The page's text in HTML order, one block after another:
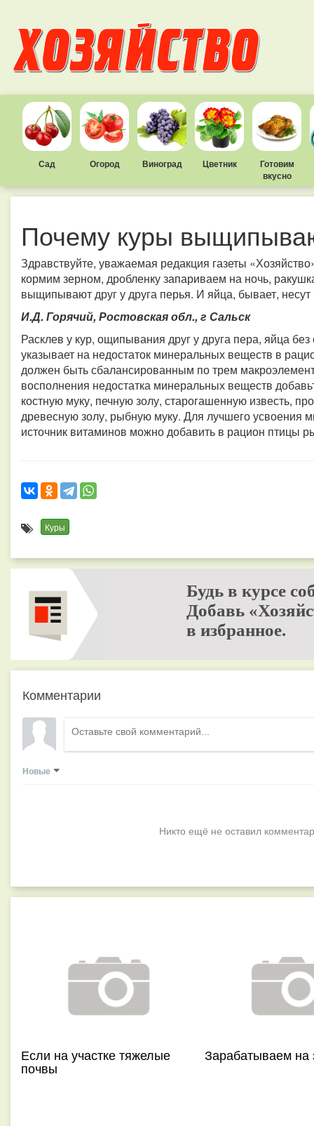
Сад Огород Виноград Цветник
Готовим
вкусно
Почему куры
Здравствуйте, уважаемая редакция газеты
кормим зерном, дробленку запариваем на ночь,
выщипывают друг у друга перья. И яйца, бывает,
И.Д. Горячий, Ростовская обл., г Сальск
Расклев у кур, ощипывания друг у друга пера, яйца
указывает на недостаток минеральных веществ в
должен быть сбалансированным по трем
восполнения недостатка минеральных веществ
костную муку, печную золу, старогашенную известь,
древесную золу, рыбную муку. Для лучшего усвоения
источник витаминов можно добавить в рацион птицы
Куры
Будь в курсе
Добавь
в избранное.
Комментарии
Новые
Никто ещё не оставил
Если на участке тяжелые
почвы
Зарабатываем на